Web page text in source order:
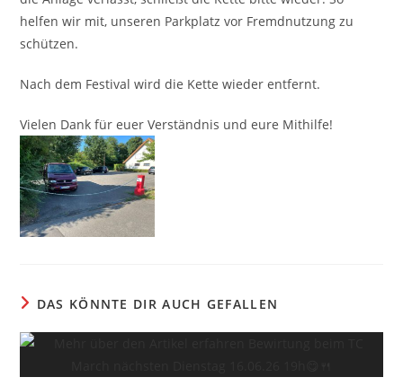
helfen wir mit, unseren Parkplatz vor Fremdnutzung zu
schützen.
Nach dem Festival wird die Kette wieder entfernt.
Vielen Dank für euer Verständnis und eure Mithilfe!
DAS KÖNNTE DIR AUCH GEFALLEN